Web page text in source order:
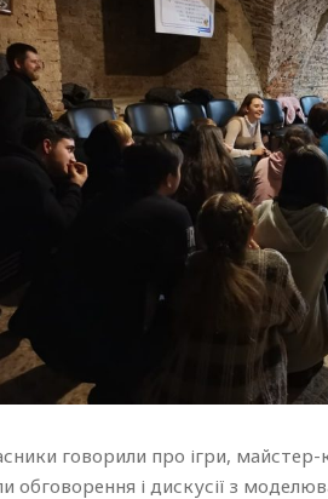
говорили про ігри, майстер-
обговорення і дискусії з